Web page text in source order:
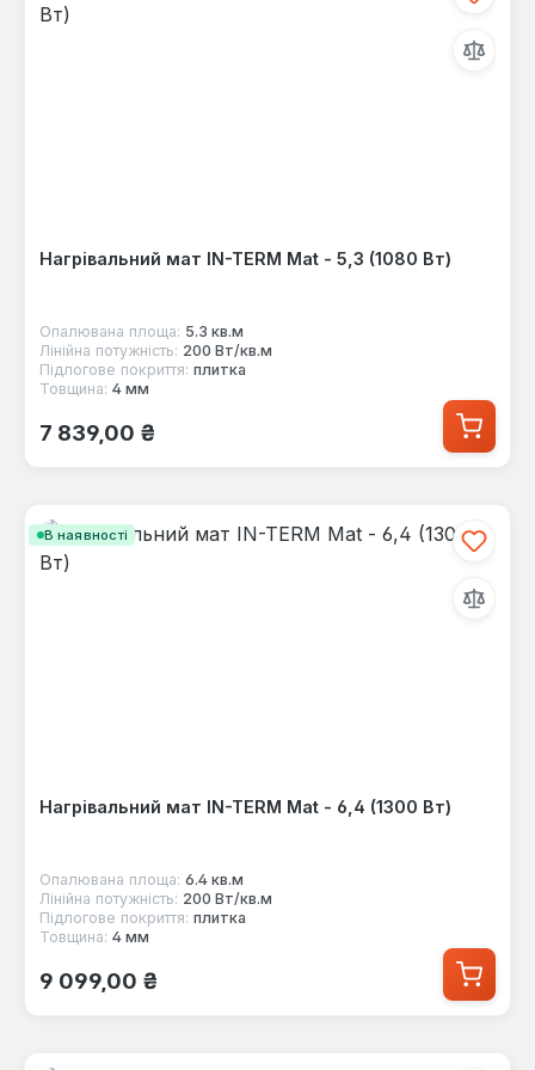
Нагрівальний мат IN-TERM Mat - 5,3 (1080 Вт)
Опалювана площа: 5.3 кв.м
Лінійна потужність: 200 Вт/кв.м
Підлогове покриття: плитка
Товщина: 4 мм
Звичайна ціна:
7 839,00 ₴
В наявності
Нагрівальний мат IN-TERM Mat - 6,4 (1300 Вт)
Опалювана площа: 6.4 кв.м
Лінійна потужність: 200 Вт/кв.м
Підлогове покриття: плитка
Товщина: 4 мм
Звичайна ціна:
9 099,00 ₴